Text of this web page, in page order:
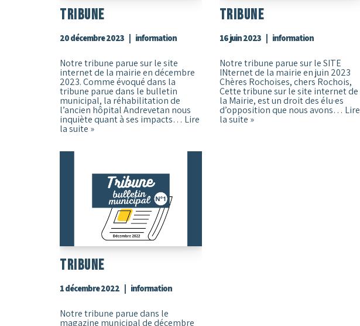
Tribune
20 décembre 2023 information
Notre tribune parue sur le site
internet de la mairie en décembre
2023. Comme évoqué dans la
tribune parue dans le bulletin
municipal, la réhabilitation de
l’ancien hôpital Andrevetan nous
inquiète quant à ses impacts… Lire
la suite »
Tribune
16 juin 2023 information
Notre tribune parue sur le SITE
INternet de la mairie en juin 2023
Chères Rochoises, chers Rochois,
Cette tribune sur le site internet de
la Mairie, est un droit des élu·es
d’opposition que nous avons… Lire
la suite »
Tribune
1 décembre 2022 information
Notre tribune parue dans le
magazine municipal de décembre